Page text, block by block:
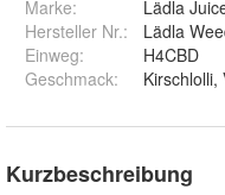
Marke:
Lädla
Hersteller Nr.:
Lädla
Einweg:
H4CBD
Geschmack:
Kurzbeschreibung